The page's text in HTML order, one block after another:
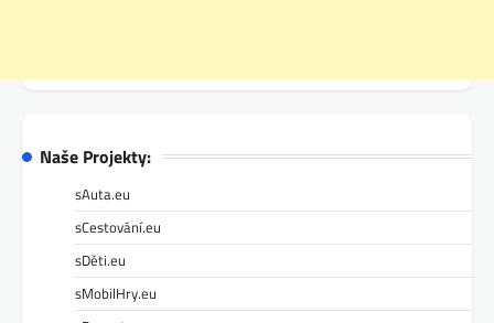
Naše Projekty:
sAuta.eu
sCestování.eu
sDěti.eu
sMobilHry.eu